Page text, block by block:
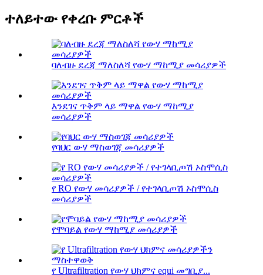
ተለይተው የቀረቡ ምርቶች
ባለብዙ ደረጃ ማለስለሻ የውሃ ማከሚያ መሳሪያዎች
እንደገና ጥቅም ላይ ማዋል የውሃ ማከሚያ
መሳሪያዎች
የባህር ውሃ ማስወገጃ መሳሪያዎች
የ RO የውሃ መሳሪያዎች / የተገላቢጦሽ ኦስሞሲስ
መሳሪያዎች
የሞባይል የውሃ ማከሚያ መሳሪያዎች
የ Ultrafiltration የውሃ ህክምና equi መግቢያ...